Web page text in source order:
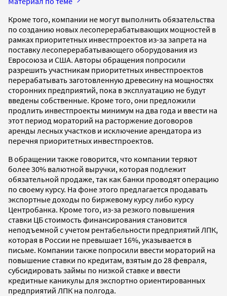
Кроме того, компании не могут выполнить обязательства
по созданию новых лесоперерабатывающих мощностей в
рамках приоритетных инвестпроектов из-за запрета на
поставку лесоперерабатывающего оборудования из
Евросоюза и США. Авторы обращения попросили
разрешить участникам приоритетных инвестпроектов
перерабатывать заготовленную древесину на мощностях
сторонних предприятий, пока в эксплуатацию не будут
введены собственные. Кроме того, они предложили
продлить инвестпроекты минимум на два года и ввести на
этот период мораторий на расторжение договоров
аренды лесных участков и исключение арендатора из
перечня приоритетных инвестпроектов.
В обращении также говорится, что компании теряют
более 30% валютной выручки, которая подлежит
обязательной продаже, так как банки проводят операцию
по своему курсу. На фоне этого предлагается продавать
экспортные доходы по биржевому курсу либо курсу
Центробанка. Кроме того, из-за резкого повышения
ставки ЦБ стоимость финансирования становится
неподъемной с учетом рентабельности предприятий ЛПК,
которая в России не превышает 16%, указывается в
письме. Компании также попросили ввести мораторий на
повышение ставки по кредитам, взятым до 28 февраля,
субсидировать займы по низкой ставке и ввести
кредитные каникулы для экспортно ориентированных
предприятий ЛПК на полгода.